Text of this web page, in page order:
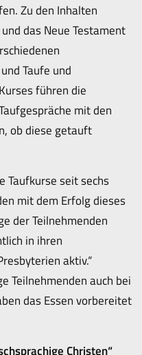
Zu den Inhalten
das Neue Testament
Taufe und
führen die
mit den
ob diese getauft
Taufkurse seit sechs
mit dem Erfolg dieses
der Teilnehmenden
in ihren
aktiv.“
Teilnehmenden auch bei
das Essen vorbereitet
Christen“